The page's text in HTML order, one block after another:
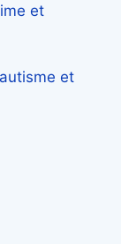
et
et